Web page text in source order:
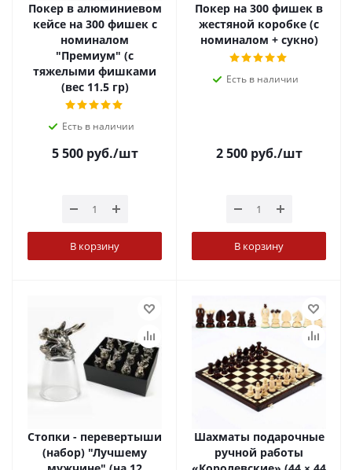
Покер в алюминиевом
кейсе на 300 фишек с
номиналом
"Премиум" (с
тяжелыми фишками
(вес 11.5 гр)
Есть в наличии
5 500руб./шт
В корзину
Покер на 300 фишек в
жестяной коробке (с
номиналом + сукно)
Есть в наличии
2 500руб./шт
В корзину
Стопки - перевертыши
(набор) "Лучшему
Шахматы подарочные
ручной работы